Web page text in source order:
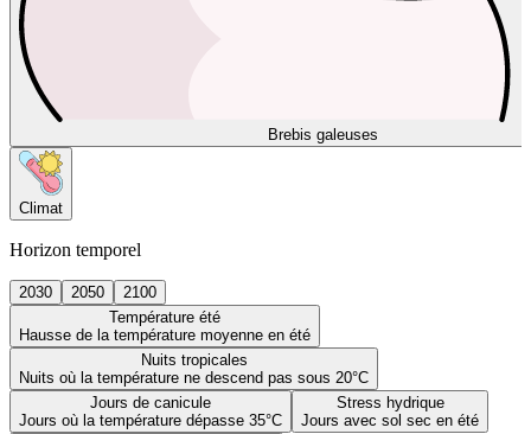
Brebis galeuses
Climat
Horizon temporel
2030 2050
2100
Température été
Hausse de la température moyenne en été
Nuits tropicales
Nuits où la température ne descend pas sous 20°C
Jours de canicule
Jours où la température dépasse 35°C
Stress hydrique
Jours avec sol sec en été